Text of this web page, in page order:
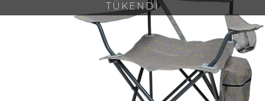
TÜKENDİ